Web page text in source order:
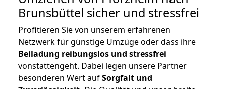
Brunsbüttel sicher und stressfrei
Profitieren Sie von unserem erfahrenen
Netzwerk für günstige Umzüge oder dass ihre
Beiladung reibungslos und stressfrei
vonstattengeht. Dabei legen unsere Partner
besonderen Wert aufSorgfalt und